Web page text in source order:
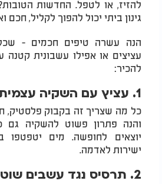
להזיז, או לטפל. החדשות
גינון ביתי יכול להפוך לקליל, חכם
הנה עשרה טיפים חכמים -
עציצים או אפילו עשבונית קטנה
להכיר:
1. עציץ עם השקיה עצמית
כל מה שצריך זה בקבוק פלסטיק,
והנה פתרון פשוט להשקיה גם
יוצאים לחופשה. מים יטפטפו
ישירות לאדמה.
2. תרסיס נגד עשבים שוטים